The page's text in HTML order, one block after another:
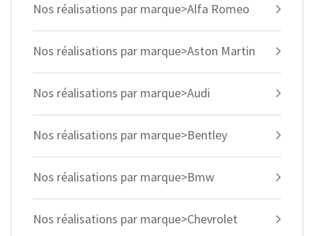
Nos réalisations par marque>Alfa Romeo
Nos réalisations par marque>Aston Martin
Nos réalisations par marque>Audi
Nos réalisations par marque>Bentley
Nos réalisations par marque>Bmw
Nos réalisations par marque>Chevrolet